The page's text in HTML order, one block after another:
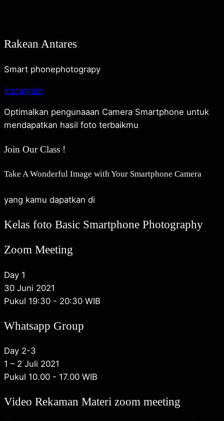
Rakean Antares
Smart phonephotograpy
Instagram
Optimalkan pengunaaan Camera Smartphone untuk
mendapatkan hasil foto terbaikmu
Join Our Class !
Take A Wonderful Image with Your Smartphone Camera
yang kamu dapatkan di
Kelas foto Basic Smartphone Photography
Zoom Meeting
Day 1
30 Juni 2021
Pukul 19:30 - 20:30 WIB
Whatsapp Group
Day 2-3
1 – 2 Juli 2021
Pukul 10.00 - 17.00 WIB
Video Rekaman Materi zoom meeting